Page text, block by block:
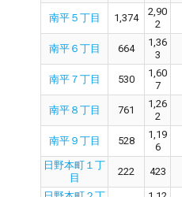
南平５丁目 1,374
2,90
2
南平６丁目 664
1,36
3
南平７丁目 530
1,60
7
南平８丁目 761
1,26
2
南平９丁目 528
1,19
6
日野本町１丁
目
222 423